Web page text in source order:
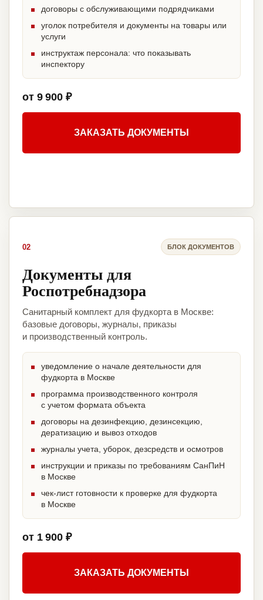
договоры с обслуживающими подрядчиками
уголок потребителя и документы на товары или
услуги
инструктаж персонала: что показывать
инспектору
от 9 900 ₽
ЗАКАЗАТЬ ДОКУМЕНТЫ
02 БЛОК ДОКУМЕНТОВ
Документы для
Роспотребнадзора
Санитарный комплект для фудкорта в Москве:
базовые договоры, журналы, приказы
и производственный контроль.
уведомление о начале деятельности для
фудкорта в Москве
программа производственного контроля
с учетом формата объекта
договоры на дезинфекцию, дезинсекцию,
дератизацию и вывоз отходов
журналы учета, уборок, дезсредств и осмотров
инструкции и приказы по требованиям СанПиН
в Москве
чек-лист готовности к проверке для фудкорта
в Москве
от 1 900 ₽
ЗАКАЗАТЬ ДОКУМЕНТЫ